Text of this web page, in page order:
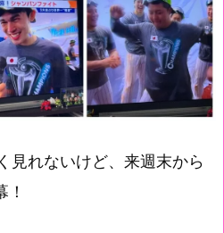
見れないけど、来週末から